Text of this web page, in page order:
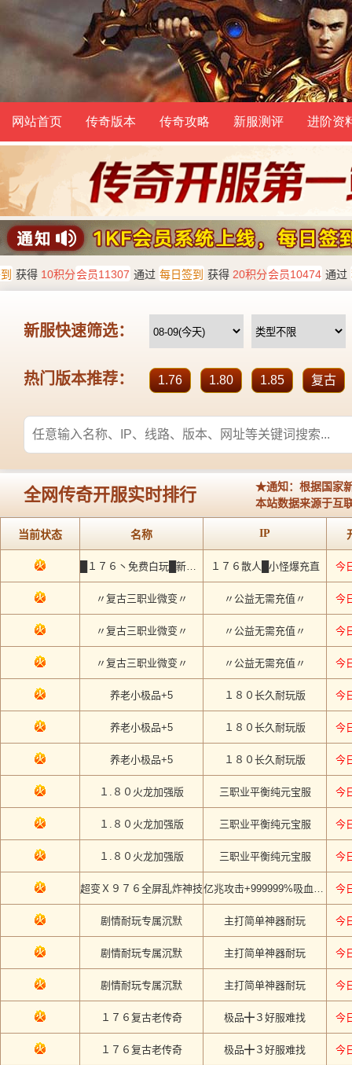
网站首页 传奇版本 传奇攻略 新服测评 进阶资